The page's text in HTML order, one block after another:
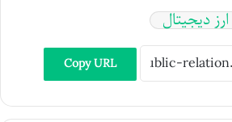
ارز دیجیتال
Copy URL